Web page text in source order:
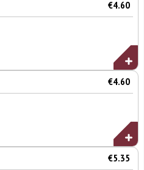
€4.60
€4.60
€5.35